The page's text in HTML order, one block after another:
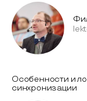
Особенности и
синхронизации